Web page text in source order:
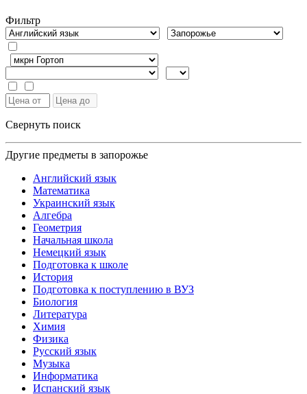
Фильтр
Свернуть поиск
Другие предметы в запорожье
Английский язык
Математика
Украинский язык
Алгебра
Геометрия
Начальная школа
Немецкий язык
Подготовка к школе
История
Подготовка к поступлению в ВУЗ
Биология
Литература
Химия
Физика
Русский язык
Музыка
Информатика
Испанский язык